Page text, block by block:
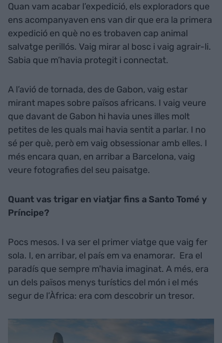
Quan vam acabar l’expedició, els exploradors que
ens acompanyaven ens van dir que era la primera
expedició en què no es trobaven cap animal
salvatge perillós. Vaig mirar al bosc i vaig agrair-li.
Sabia que m’havia protegit i connectat.
A l’avió de tornada, des de Gabon, vaig estar
mirant mapes sobre països africans. I vaig veure
que davant de Gabon hi havia unes illes molt
petites de les quals mai havia sentit a parlar. I no
sé per què, però em vaig obsessionar amb elles. I
més encara quan, en arribar a Barcelona, vaig
veure fotografies del seu paisatge.
Quant vas trigar en viatjar fins a Santo Tomé y
Príncipe?
Pocs mesos. I va ser el primer viatge que vaig fer
sola. I, en arribar, el país em va enamorar. Era el
paradís que sempre m'havia imaginat. A més, era
un dels països menys turístics del món i el més
segur de l’Àfrica: era com descobrir un tresor.